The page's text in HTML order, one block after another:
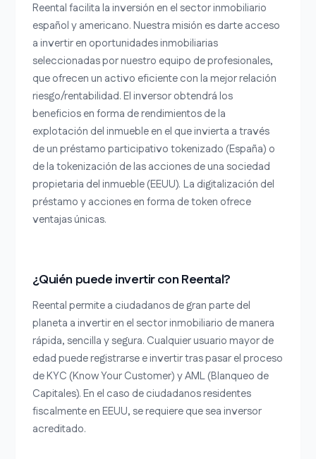
Reental facilita la inversión en el sector inmobiliario
español y americano. Nuestra misión es darte acceso
a invertir en oportunidades inmobiliarias
seleccionadas por nuestro equipo de profesionales,
que ofrecen un activo eficiente con la mejor relación
riesgo/rentabilidad. El inversor obtendrá los
beneficios en forma de rendimientos de la
explotación del inmueble en el que invierta a través
de un préstamo participativo tokenizado (España) o
de la tokenización de las acciones de una sociedad
propietaria del inmueble (EEUU). La digitalización del
préstamo y acciones en forma de token ofrece
ventajas únicas.
¿Quién puede invertir con Reental?
Reental permite a ciudadanos de gran parte del
planeta a invertir en el sector inmobiliario de manera
rápida, sencilla y segura. Cualquier usuario mayor de
edad puede registrarse e invertir tras pasar el proceso
de KYC (Know Your Customer) y AML (Blanqueo de
Capitales). En el caso de ciudadanos residentes
fiscalmente en EEUU, se requiere que sea inversor
acreditado.